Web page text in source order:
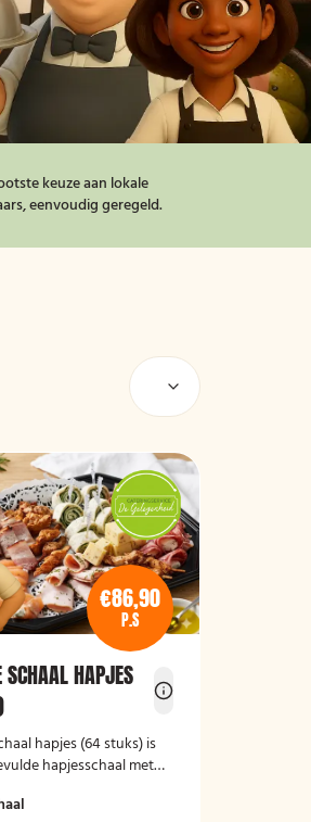
keuze aan lokale
eenvoudig geregeld.
€86,90
P.S
SCHAAL HAPJES
hapjes (64 stuks)is
hapjesschaal met
schaal biedt voor ieder